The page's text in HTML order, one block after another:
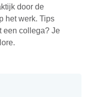
door de
het werk. Tips
een collega? Je